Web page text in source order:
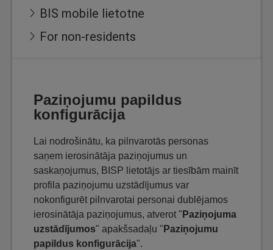
BIS mobile lietotne
For non-residents
Paziņojumu papildus
konfigurācija
Lai nodrošinātu, ka pilnvarotās personas
saņem ierosinātāja paziņojumus un
saskaņojumus, BISP lietotājs ar tiesībām mainīt
profila paziņojumu uzstādījumus var
nokonfigurēt pilnvarotai personai dublējamos
ierosinātāja paziņojumus, atverot " Paziņojuma
uzstādījumos" apakšsadaļu " Paziņojumu
papildus konfigurācija".